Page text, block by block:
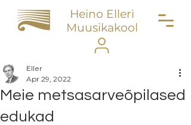
Heino Elleri
Muusikakool
Meie metsasarveõpilased
edukad
Eller
Apr 29, 2022